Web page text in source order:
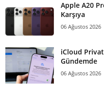
Apple A20
Karşıya
06 Ağustos 2026
iCloud
Gündemde
06 Ağustos 2026